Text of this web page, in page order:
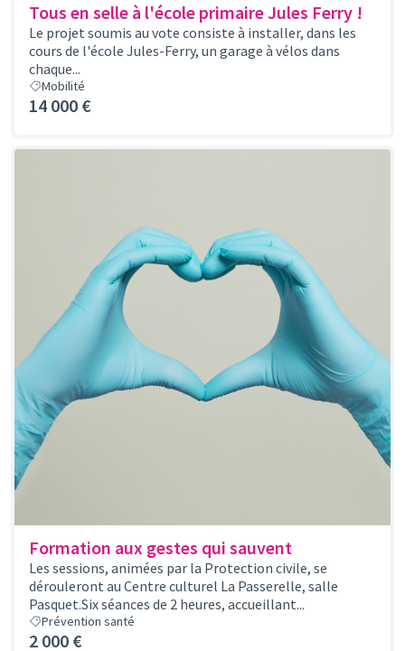
Tous en selle à l'école primaire Jules Ferry !
Le projet soumis au vote consiste à installer, dans les
cours de l'école Jules-Ferry, un garage à vélos dans
chaque...
Mobilité
14 000 €
Formation aux gestes qui sauvent
Les sessions, animées par la Protection civile, se
dérouleront au Centre culturel La Passerelle, salle
Pasquet.Six séances de 2 heures, accueillant...
Prévention santé
2 000 €